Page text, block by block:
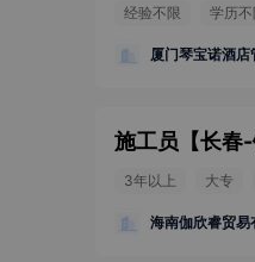
经验不限 学历不
厦门琴宝诺酒店
施工员 【长春
3年以上 大专
海南伽欣睿贸易